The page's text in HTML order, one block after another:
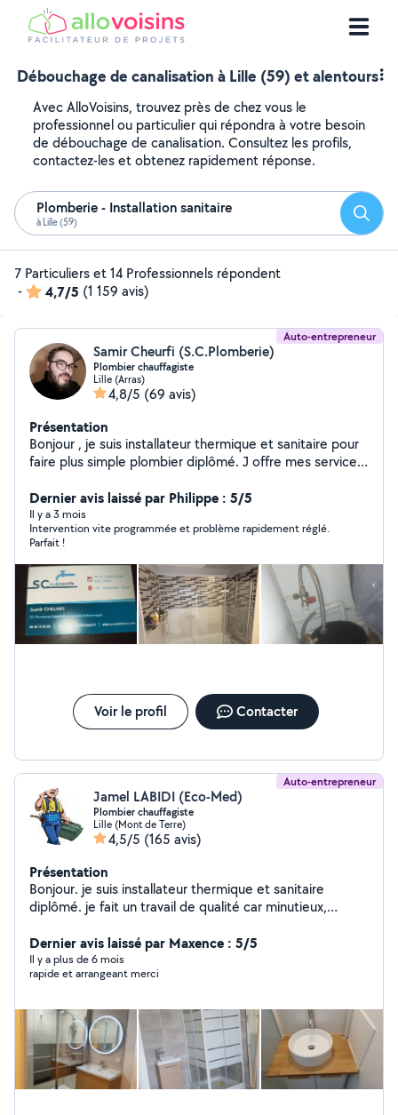
Débouchage de canalisation à Lille (59) et alentours
Avec AlloVoisins, trouvez près de chez vous le
professionnel ou particulier qui répondra à votre besoin
de débouchage de canalisation. Consultez les profils,
contactez-les et obtenez rapidement réponse.
Plomberie - Installation sanitaire
à Lille (59)
7 Particuliers et 14 Professionnels répondent
-
4,7/5 (1 159 avis)
Auto-entrepreneur
Samir Cheurfi (S.C.Plomberie)
Plombier chauffagiste
Lille (Arras)
4,8/5 (69 avis)
Présentation
Bonjour , je suis installateur thermique et sanitaire pour
faire plus simple plombier diplômé. J offre mes services
cas de besoins n hésitez pas je me ferai un plaisir de
regler vos problèmes de plomberie .
Dernier avis laissé par Philippe : 5/5
Il y a 3 mois
Intervention vite programmée et problème rapidement réglé.
Parfait !
Voir le profil Contacter
Auto-entrepreneur
Jamel LABIDI (Eco-Med)
Plombier chauffagiste
Lille (Mont de Terre)
4,5/5 (165 avis)
Présentation
Bonjour. je suis installateur thermique et sanitaire
diplômé. je fait un travail de qualité car minutieux,
métiers. peinture et la tapisserie. montage de meuble
évier et cuisine .
Dernier avis laissé par Maxence : 5/5
Il y a plus de 6 mois
rapide et arrangeant merci